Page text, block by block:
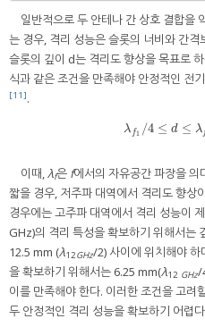
일반적으로 두 안테나 간 상호 결합을
는 경우, 격리 성능은 슬롯의 너비와 간격
슬롯의 깊이 d는 격리도 향상을 목표로
식과 같은 조건을 만족해야 안정적인 전
[11].
λ f1 /4 ≤ d ≤ λ
λf1 /4≤d ≤λf 2/
이때,λf은 f에서의 자유공간 파장을 의
짧을 경우, 저주파 대역에서 격리도 향상
경우에는 고주파 대역에서 격리 성능이
GHz)의 격리 특성을 확보하기 위해서는
12.5 mm (λ12GHz/2) 사이에 위치해야
을 확보하기 위해서는 6.25 mm(λ12 GHz/
이를 만족해야 한다. 이러한 조건을 고려
두 안정적인 격리 성능을 확보하기 어렵다